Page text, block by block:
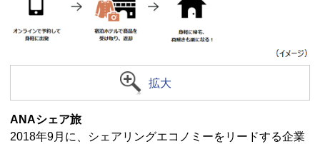
拡大
ANAシェア旅
2018年9月に、シェアリングエコノミーをリードする企業